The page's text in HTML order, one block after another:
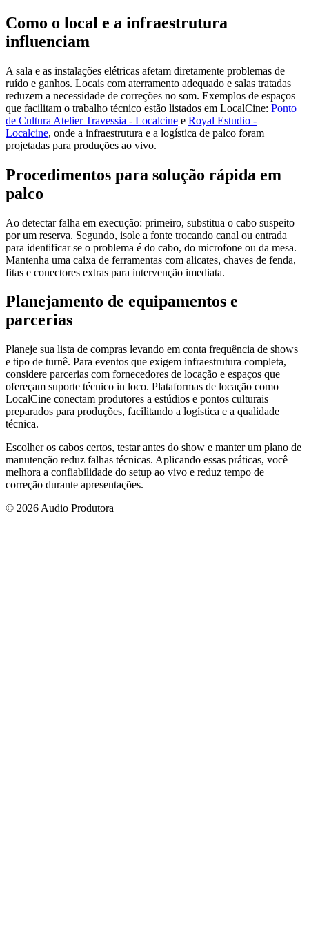
Como o local e a infraestrutura
influenciam
A sala e as instalações elétricas afetam diretamente problemas de
ruído e ganhos. Locais com aterramento adequado e salas tratadas
reduzem a necessidade de correções no som. Exemplos de espaços
que facilitam o trabalho técnico estão listados em LocalCine: Ponto
de Cultura Atelier Travessia - Localcine e Royal Estudio -
Localcine, onde a infraestrutura e a logística de palco foram
projetadas para produções ao vivo.
Procedimentos para solução rápida em
palco
Ao detectar falha em execução: primeiro, substitua o cabo suspeito
por um reserva. Segundo, isole a fonte trocando canal ou entrada
para identificar se o problema é do cabo, do microfone ou da mesa.
Mantenha uma caixa de ferramentas com alicates, chaves de fenda,
fitas e conectores extras para intervenção imediata.
Planejamento de equipamentos e
parcerias
Planeje sua lista de compras levando em conta frequência de shows
e tipo de turnê. Para eventos que exigem infraestrutura completa,
considere parcerias com fornecedores de locação e espaços que
ofereçam suporte técnico in loco. Plataformas de locação como
LocalCine conectam produtores a estúdios e pontos culturais
preparados para produções, facilitando a logística e a qualidade
técnica.
Escolher os cabos certos, testar antes do show e manter um plano de
manutenção reduz falhas técnicas. Aplicando essas práticas, você
melhora a confiabilidade do setup ao vivo e reduz tempo de
correção durante apresentações.
© 2026 Audio Produtora